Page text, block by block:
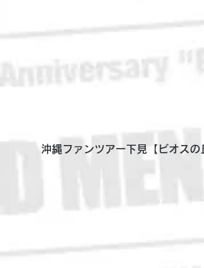
沖縄ファンツアー下見【ビオスの